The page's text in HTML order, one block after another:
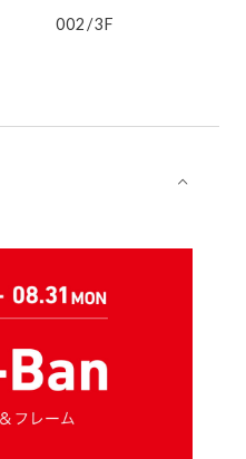
002/3F
⌵